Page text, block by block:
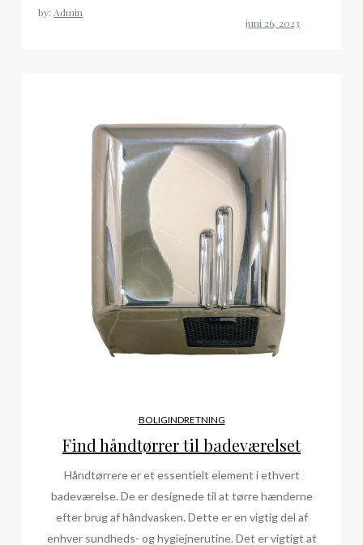
by: Admin
BOLIGINDRETNING
Find håndtørrer til badeværelset
Håndtørrere er et essentielt element i ethvert
badeværelse. De er designede til at tørre hænderne
efter brug af håndvasken. Dette er en vigtig del af
enhver sundheds- og hygiejnerutine. Det er vigtigt at